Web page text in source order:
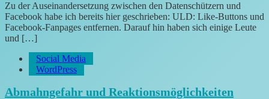
Zu der Auseinandersetzung zwischen den Datenschützern und
Facebook habe ich bereits hier geschrieben: ULD: Like-Buttons und
Facebook-Fanpages entfernen. Darauf hin haben sich einige Leute
und […]
Social Media
WordPress
Abmahngefahr und Reaktionsmöglichkeiten